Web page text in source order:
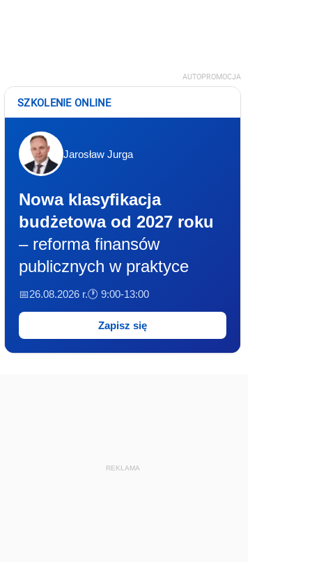
AUTOPROMOCJA
SZKOLENIE ONLINE
Jarosław Jurga
Nowa klasyfikacja
budżetowa od 2027 roku
– reforma finansów
publicznych w praktyce
📅26.08.2026 r.🕐 9:00-13:00
Zapisz się
REKLAMA